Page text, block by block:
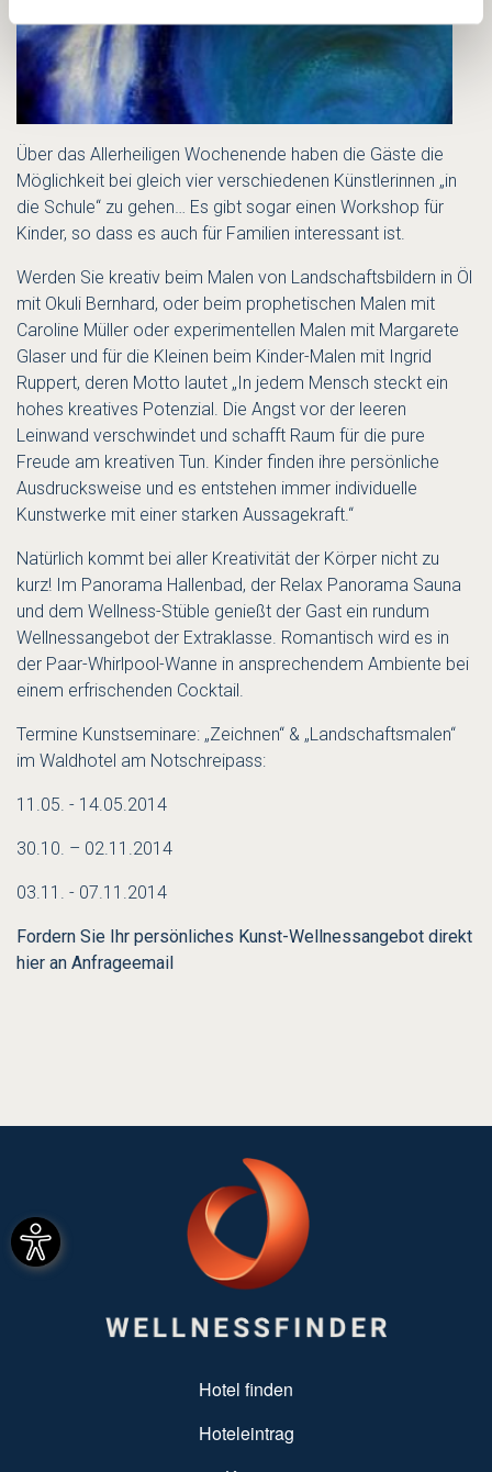
Über das Allerheiligen Wochenende haben die Gäste die
Möglichkeit bei gleich vier verschiedenen Künstlerinnen „in
die Schule“ zu gehen… Es gibt sogar einen Workshop für
Kinder, so dass es auch für Familien interessant ist.
Werden Sie kreativ beim Malen von Landschaftsbildern in Öl
mit Okuli Bernhard, oder beim prophetischen Malen mit
Caroline Müller oder experimentellen Malen mit Margarete
Glaser und für die Kleinen beim Kinder-Malen mit Ingrid
Ruppert, deren Motto lautet „In jedem Mensch steckt ein
hohes kreatives Potenzial. Die Angst vor der leeren
Leinwand verschwindet und schafft Raum für die pure
Freude am kreativen Tun. Kinder finden ihre persönliche
Ausdrucksweise und es entstehen immer individuelle
Kunstwerke mit einer starken Aussagekraft.“
Natürlich kommt bei aller Kreativität der Körper nicht zu
kurz! Im Panorama Hallenbad, der Relax Panorama Sauna
und dem Wellness-Stüble genießt der Gast ein rundum
Wellnessangebot der Extraklasse. Romantisch wird es in
der Paar-Whirlpool-Wanne in ansprechendem Ambiente bei
einem erfrischenden Cocktail.
Termine Kunstseminare: „Zeichnen“ & „Landschaftsmalen“
im Waldhotel am Notschreipass:
11.05. - 14.05.2014
30.10. – 02.11.2014
03.11. - 07.11.2014
Fordern Sie Ihr persönliches Kunst-Wellnessangebot direkt
hier an Anfrageemail
Hotel finden
Hoteleintrag